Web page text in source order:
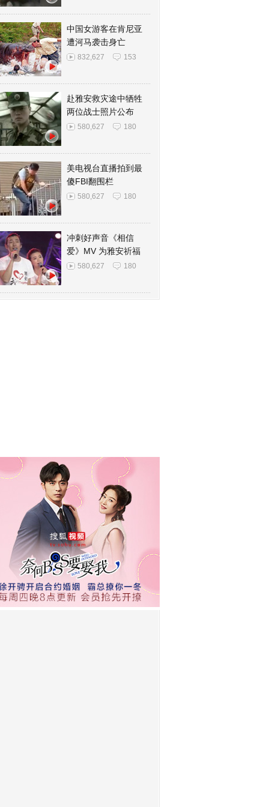
中国女游客在肯尼亚
遭河马袭击身亡
832,627 153
赴雅安救灾途中牺牲
两位战士照片公布
580,627 180
美电视台直播拍到最
傻FBI翻围栏
580,627 180
冲刺好声音《相信
爱》MV 为雅安祈福
580,627 180